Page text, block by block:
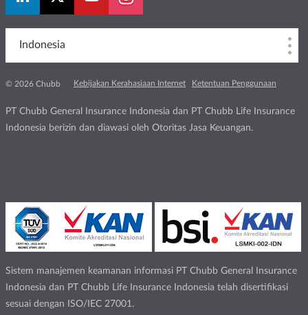
Indonesia
© 2026 Chubb Kebijakan Kerahasiaan Internet Ketentuan Penggunaan
PT Chubb General Insurance Indonesia dan PT Chubb Life Insurance
Indonesia berizin dan diawasi oleh Otoritas Jasa Keuangan.
Sistem manajemen keamanan informasi PT Chubb General Insurance
Indonesia dan PT Chubb Life Insurance Indonesia telah disertifikasi
sesuai dengan ISO/IEC 27001.